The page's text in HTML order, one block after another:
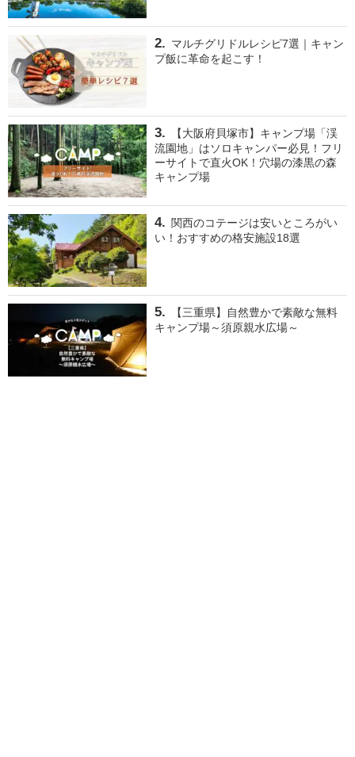
マルチグリドルレシピ7選｜キャン
プ飯に革命を起こす！
【大阪府貝塚市】キャンプ場「渓
流園地」はソロキャンパー必見！フリ
ーサイトで直火OK！穴場の漆黒の森
キャンプ場
関西のコテージは安いところがい
い！おすすめの格安施設18選
【三重県】自然豊かで素敵な無料
キャンプ場～須原親水広場～